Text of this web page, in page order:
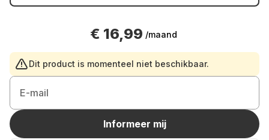
€ 16,99 /maand
Dit product is momenteel niet beschikbaar.
E-mail
Informeer mij